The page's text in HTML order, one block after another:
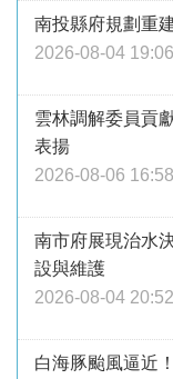
南投縣府規劃重
2026-08-04 19:06
雲林調解委員貢
表揚
2026-08-06 16:58
南市府展現治水
設與維護
2026-08-04 20:52
白海豚颱風逼近